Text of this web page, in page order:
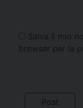
Salva il mio
browser per la